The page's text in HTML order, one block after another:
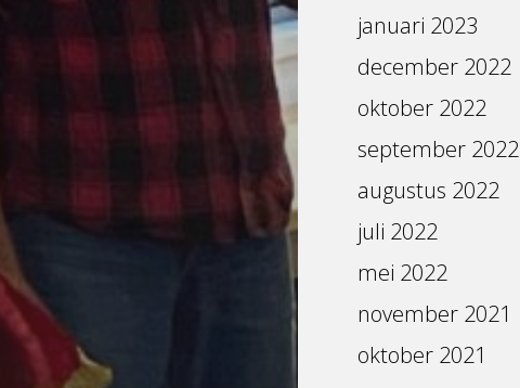
januari 2023
december 2022
oktober 2022
september 2022
augustus 2022
juli 2022
mei 2022
november 2021
oktober 2021